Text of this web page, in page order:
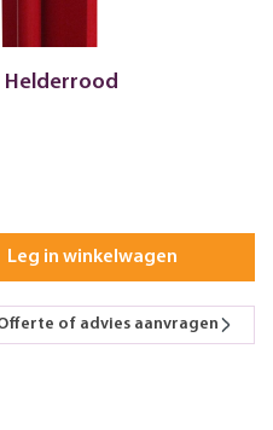
Helderrood
Leg in winkelwagen
of advies aanvragen